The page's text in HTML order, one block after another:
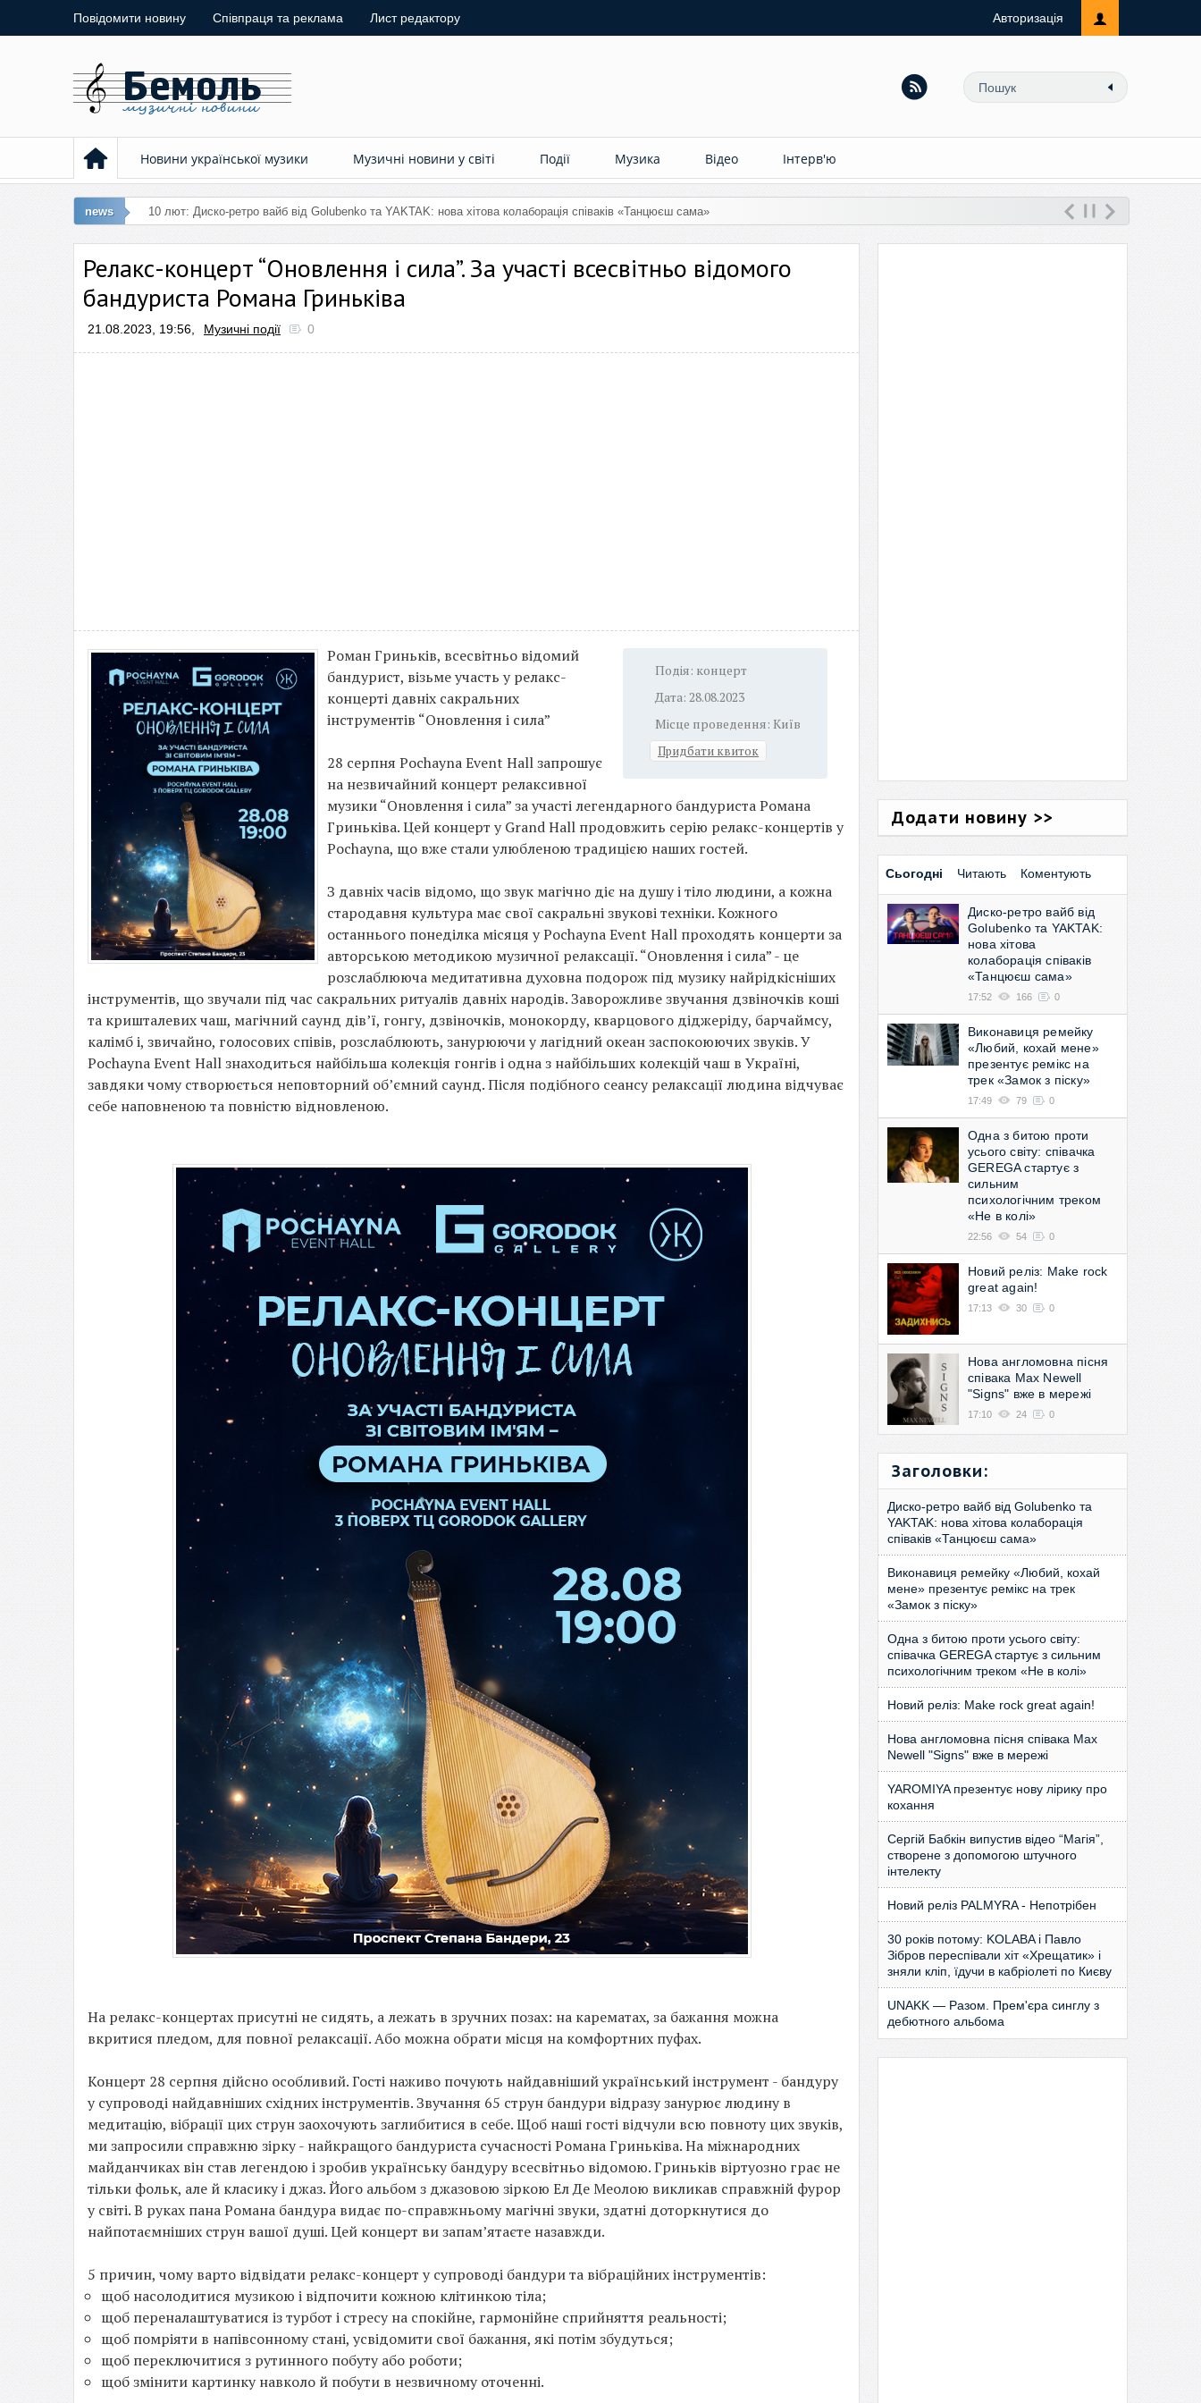
Повідомити новину Співпраця та реклама Лист редактору Авторизація
Новини української музики Музичні новини у світі Події Музика Відео Інтерв'ю
news 10 лют:
Релакс-концерт “Оновлення і сила”. За участі всесвітньо відомого
бандуриста Романа Гриньківа
21.08.2023, 19:56, Музичні події 0
Подія: концерт
Дата: 28.08.2023
Місце проведення: Київ
Придбати квиток
Роман Гриньків, всесвітньо відомий
бандурист, візьме участь у релакс-
концерті давніх сакральних
інструментів “Оновлення і сила”
28 серпня Pochayna Event Hall запрошує
на незвичайний концерт релаксивної
музики “Оновлення і сила” за участі легендарного бандуриста Романа
Гриньківа. Цей концерт у Grand Hall продовжить серію релакс-концертів у
Pochayna, що вже стали улюбленою традицією наших гостей.
З давніх часів відомо, що звук магічно діє на душу і тіло людини, а кожна
стародавня культура має свої сакральні звукові техніки. Кожного
останнього понеділка місяця у Pochayna Event Hall проходять концерти за
авторською методикою музичної релаксації. “Оновлення і сила” - це
розслаблююча медитативна духовна подорож під музику найрідкісніших
інструментів, що звучали під час сакральних ритуалів давніх народів. Заворожливе звучання дзвіночків коші
та кришталевих чаш, магічний саунд дів’ї, гонгу, дзвіночків, монокорду, кварцового діджеріду, барчаймсу,
калімб і, звичайно, голосових співів, розслаблюють, занурюючи у лагідний океан заспокоюючих звуків. У
Pochayna Event Hall знаходиться найбільша колекція гонгів і одна з найбільших колекцій чаш в Україні,
завдяки чому створюється неповторний об’ємний саунд. Після подібного сеансу релаксації людина відчуває
себе наповненою та повністю відновленою.
На релакс-концертах присутні не сидять, а лежать в зручних позах: на карематах, за бажання можна
вкритися пледом, для повної релаксації. Або можна обрати місця на комфортних пуфах.
Концерт 28 серпня дійсно особливий. Гості наживо почують найдавніший український інструмент - бандуру
у супроводі найдавніших східних інструментів. Звучання 65 струн бандури відразу занурює людину в
медитацію, вібрації цих струн заохочують заглибитися в себе. Щоб наші гості відчули всю повноту цих звуків,
ми запросили справжню зірку - найкращого бандуриста сучасності Романа Гриньківа. На міжнародних
майданчиках він став легендою і зробив українську бандуру всесвітньо відомою. Гриньків віртуозно грає не
тільки фольк, але й класику і джаз. Його альбом з джазовою зіркою Ел Де Меолою викликав справжній фурор
у світі. В руках пана Романа бандура видає по-справжньому магічні звуки, здатні доторкнутися до
найпотаємніших струн вашої душі. Цей концерт ви запам’ятаєте назавжди.
5 причин, чому варто відвідати релакс-концерт у супроводі бандури та вібраційних інструментів:
щоб насолодитися музикою і відпочити кожною клітинкою тіла;
щоб переналаштуватися із турбот і стресу на спокійне, гармонійне сприйняття реальності;
щоб помріяти в напівсонному стані, усвідомити свої бажання, які потім збудуться;
щоб переключитися з рутинного побуту або роботи;
щоб змінити картинку навколо й побути в незвичному оточенні.
Додати новину >>
Сьогодні Читають Коментують
Диско-ретро вайб від
Golubenko та YAKTAK:
нова хітова
колаборація співаків
«Танцюєш сама»
17:52 166 0
Виконавиця ремейку
«Любий, кохай мене»
презентує ремікс на
трек «Замок з піску»
17:49 79 0
Одна з битою проти
усього світу: співачка
GEREGA стартує з
сильним
психологічним треком
«Не в колі»
22:56 54 0
Новий реліз: Make rock
great again!
17:13 30 0
Нова англомовна пісня
співака Max Newell
"Signs" вже в мережі
17:10 24 0
Заголовки:
Диско-ретро вайб від Golubenko та
YAKTAK: нова хітова колаборація
співаків «Танцюєш сама»
Виконавиця ремейку «Любий, кохай
мене» презентує ремікс на трек
«Замок з піску»
Одна з битою проти усього світу:
співачка GEREGA стартує з сильним
психологічним треком «Не в колі»
Новий реліз: Make rock great again!
Нова англомовна пісня співака Max
Newell "Signs" вже в мережі
YAROMIYA презентує нову лірику про
кохання
Сергій Бабкін випустив відео “Магія”,
створене з допомогою штучного
інтелекту
Новий реліз PALMYRA - Непотрібен
30 років потому: KOLABA і Павло
Зібров переспівали хіт «Хрещатик» і
зняли кліп, їдучи в кабріолеті по Києву
UNAKK — Разом. Прем'єра синглу з
дебютного альбома